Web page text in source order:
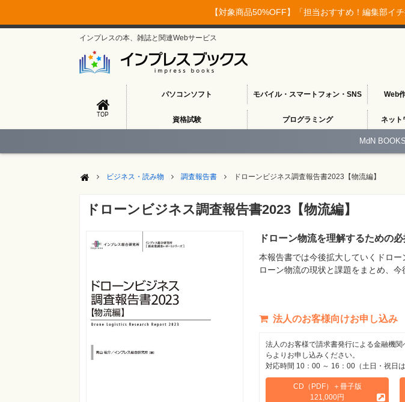
【対象商品50%OFF】「担当おすすめ！編集部イ
インプレスの本、雑誌と関連Webサービス
TOP
パソコンソフト モバイル・スマートフォン・SNS Web
資格試験 プログラミング ネット
MdN
ビジネス・読み物 調査報告書 ドローンビジネス調査報告書2023【物流編】
ドローンビジネス調査報告書2023【物流編】
ドローン物流を理解するための必
本報告書では今後拡大していくドロ
ローン物流の現状と課題をまとめ、今
法人のお客様向けお申し込み
法人のお客様で請求書発行による金融機
らよりお申し込みください。
対応時間 10：00 ～ 16：00（土日・祝日は
CD（PDF）＋冊子版
121,000円